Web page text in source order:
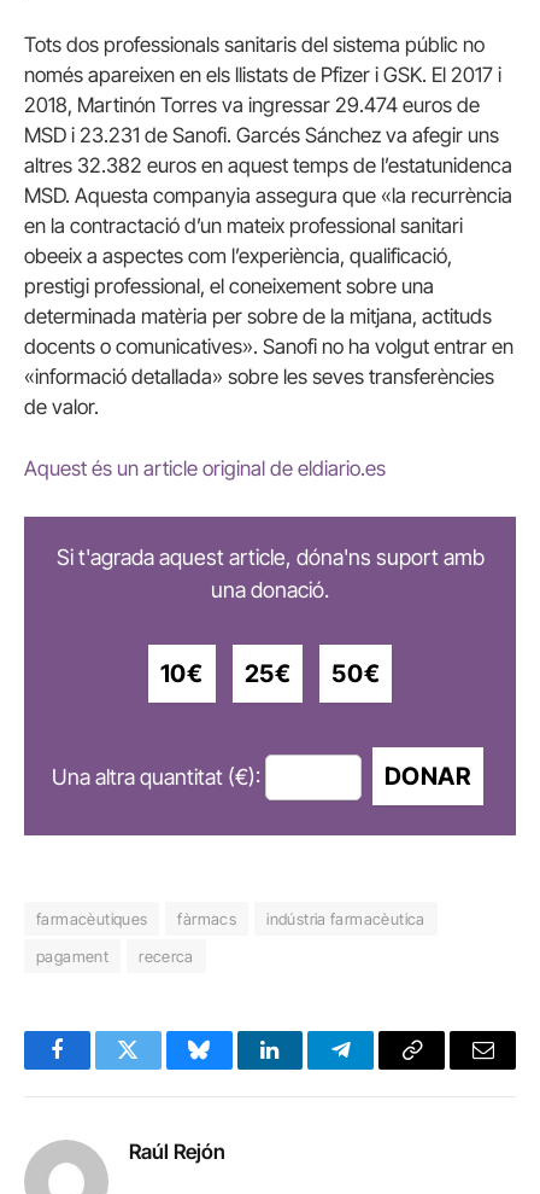
Tots dos professionals sanitaris del sistema públic no
només apareixen en els llistats de Pfizer i GSK. El 2017 i
2018, Martinón Torres va ingressar 29.474 euros de
MSD i 23.231 de Sanofi. Garcés Sánchez va afegir uns
altres 32.382 euros en aquest temps de l’estatunidenca
MSD. Aquesta companyia assegura que «la recurrència
en la contractació d’un mateix professional sanitari
obeeix a aspectes com l’experiència, qualificació,
prestigi professional, el coneixement sobre una
determinada matèria per sobre de la mitjana, actituds
docents o comunicatives». Sanofi no ha volgut entrar en
«informació detallada» sobre les seves transferències
de valor.
Aquest és un article original de eldiario.es
Si t'agrada aquest article, dóna'ns suport amb
una donació.
10€ 25€ 50€
Una altra quantitat (€): DONAR
farmacèutiques fàrmacs
indústria farmacèutica
pagament
recerca
FacebookTwitter BlueskyLinkedInTelegramCopy
Email
Raúl Rejón